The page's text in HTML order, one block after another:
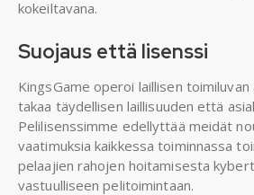
kokeiltavana.
Suojaus että lisenssi
KingsGame operoi laillisen toimiluvan
takaa täydellisen laillisuuden että
Pelilisenssimme edellyttää meidät
vaatimuksia kaikkessa toiminnassa
pelaajien rahojen hoitamisesta
vastuulliseen pelitoimintaan.